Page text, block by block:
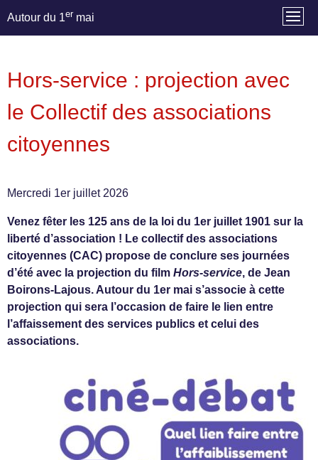
Autour du 1er mai
Hors-service : projection avec
le Collectif des associations
citoyennes
Mercredi 1er juillet 2026
Venez fêter les 125 ans de la loi du 1er juillet 1901 sur la
liberté d’association ! Le collectif des associations
citoyennes (CAC) propose de conclure ses journées
d’été avec la projection du film Hors-service, de Jean
Boirons-Lajous. Autour du 1er mai s’associe à cette
projection qui sera l’occasion de faire le lien entre
l’affaissement des services publics et celui des
associations.